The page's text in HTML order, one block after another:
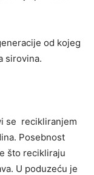
od kojeg
sirovina.
se recikliranjem
Posebnost
što recikliraju
U poduzeću je